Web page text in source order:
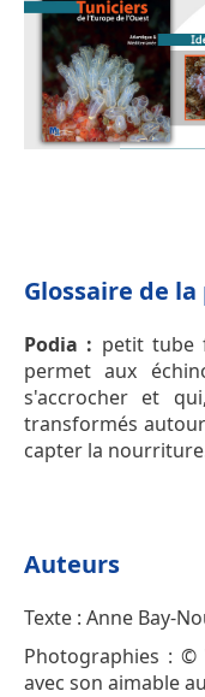
Glossaire de la
Podia : petit tube
permet aux
s'accrocher et
transformés
capter la
Auteurs
Texte : Anne Bay-
Photographies : ©
avec son aimable